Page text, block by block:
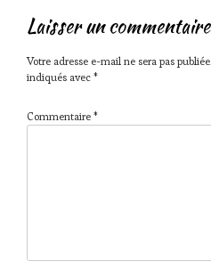
Laisser un commentaire
Votre adresse e-mail ne sera pas publiée.
indiqués avec *
Commentaire *